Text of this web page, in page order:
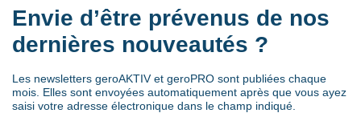
Envie d’être prévenus de nos
dernières nouveautés ?
Les newsletters geroAKTIV et geroPRO sont publiées chaque
mois. Elles sont envoyées automatiquement après que vous ayez
saisi votre adresse électronique dans le champ indiqué.